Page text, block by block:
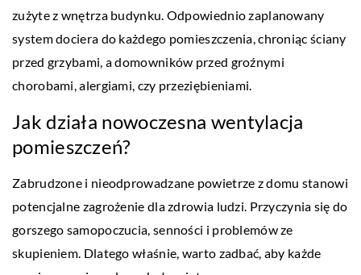
zużyte z wnętrza budynku. Odpowiednio zaplanowany
system dociera do każdego pomieszczenia, chroniąc ściany
przed grzybami, a domowników przed groźnymi
chorobami, alergiami, czy przeziębieniami.
Jak działa nowoczesna wentylacja
pomieszczeń?
Zabrudzone i nieodprowadzane powietrze z domu stanowi
potencjalne zagrożenie dla zdrowia ludzi. Przyczynia się do
gorszego samopoczucia, senności i problemów ze
skupieniem. Dlatego właśnie, warto zadbać, aby każde